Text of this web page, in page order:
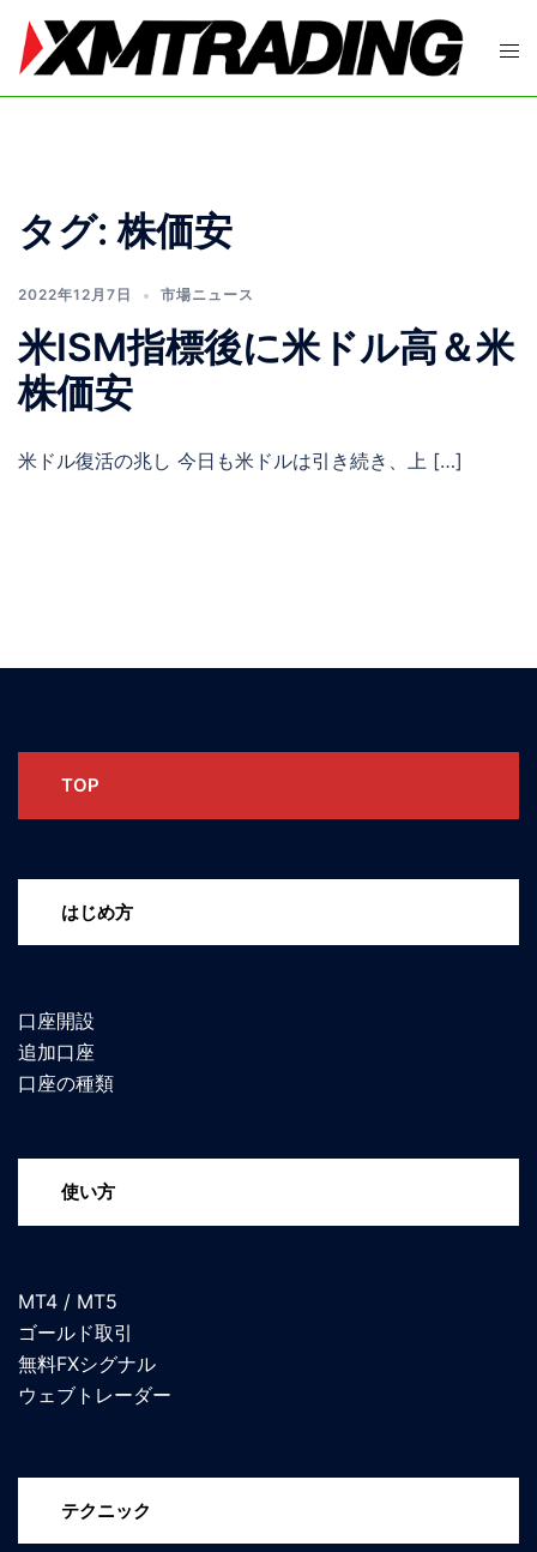
ト
タグ:株価安
2022年12月7日 市場ニュース
米ISM指標後に米ドル高＆米
株価安
米ドル復活の兆し 今日も米ドルは引き続き、上 […]
TOP
はじめ方
口座開設
追加口座
口座の種類
使い方
MT4 / MT5
ゴールド取引
無料FXシグナル
ウェブトレーダー
テクニック